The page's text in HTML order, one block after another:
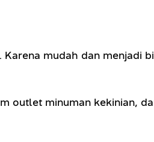
mudah dan menjadi
outlet minuman kekinian,